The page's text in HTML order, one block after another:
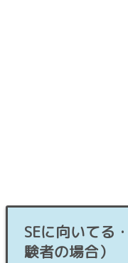
SEに向いてる
験者の場合）